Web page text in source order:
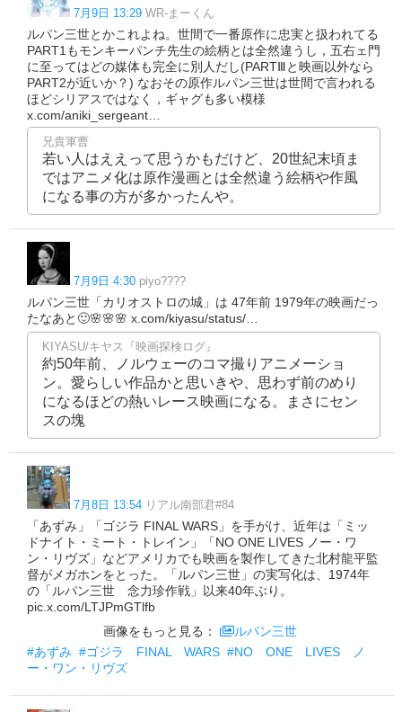
7月9日 13:29 WR-まーくん
ルパン三世とかこれよね。世間で一番原作に忠実と扱われてる
PART1もモンキーパンチ先生の絵柄とは全然違うし，五右ェ門
に至ってはどの媒体も完全に別人だし(PARTⅢと映画以外なら
PART2が近いか？) なおその原作ルパン三世は世間で言われる
ほどシリアスではなく，ギャグも多い模様
x.com/aniki_sergeant…
兄貴軍曹
若い人はええって思うかもだけど、20世紀末頃ま
ではアニメ化は原作漫画とは全然違う絵柄や作風
になる事の方が多かったんや。
7月9日 4:30 piyo????
ルパン三世「カリオストロの城」は 47年前 1979年の映画だっ
たなあと🙂🌸🌸🌸 x.com/kiyasu/status/…
KIYASU/キヤス『映画探検ログ』
約50年前、ノルウェーのコマ撮りアニメーショ
ン。愛らしい作品かと思いきや、思わず前のめり
になるほどの熱いレース映画になる。まさにセン
スの塊
7月8日 13:54 リアル南部君#84
「あずみ」「ゴジラ FINAL WARS」を手がけ、近年は「ミッ
ドナイト・ミート・トレイン」「NO ONE LIVES ノー・ワ
ン・リヴズ」などアメリカでも映画を製作してきた北村龍平監
督がメガホンをとった。「ルパン三世」の実写化は、1974年
の「ルパン三世 念力珍作戦」以来40年ぶり。
pic.x.com/LTJPmGTlfb
画像をもっと見る：
ルパン三世
#あずみ #ゴジラ FINAL WARS #NO ONE LIVES ノ
ー・ワン・リヴズ